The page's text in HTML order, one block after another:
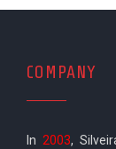
COMPANY
In2003,